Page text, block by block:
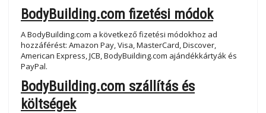
BodyBuilding.com fizetési módok
A BodyBuilding.com a következő fizetési módokhoz ad
hozzáférést: Amazon Pay, Visa, MasterCard, Discover,
American Express, JCB, BodyBuilding.com ajándékkártyák és
PayPal.
BodyBuilding.com szállítás és
költségek